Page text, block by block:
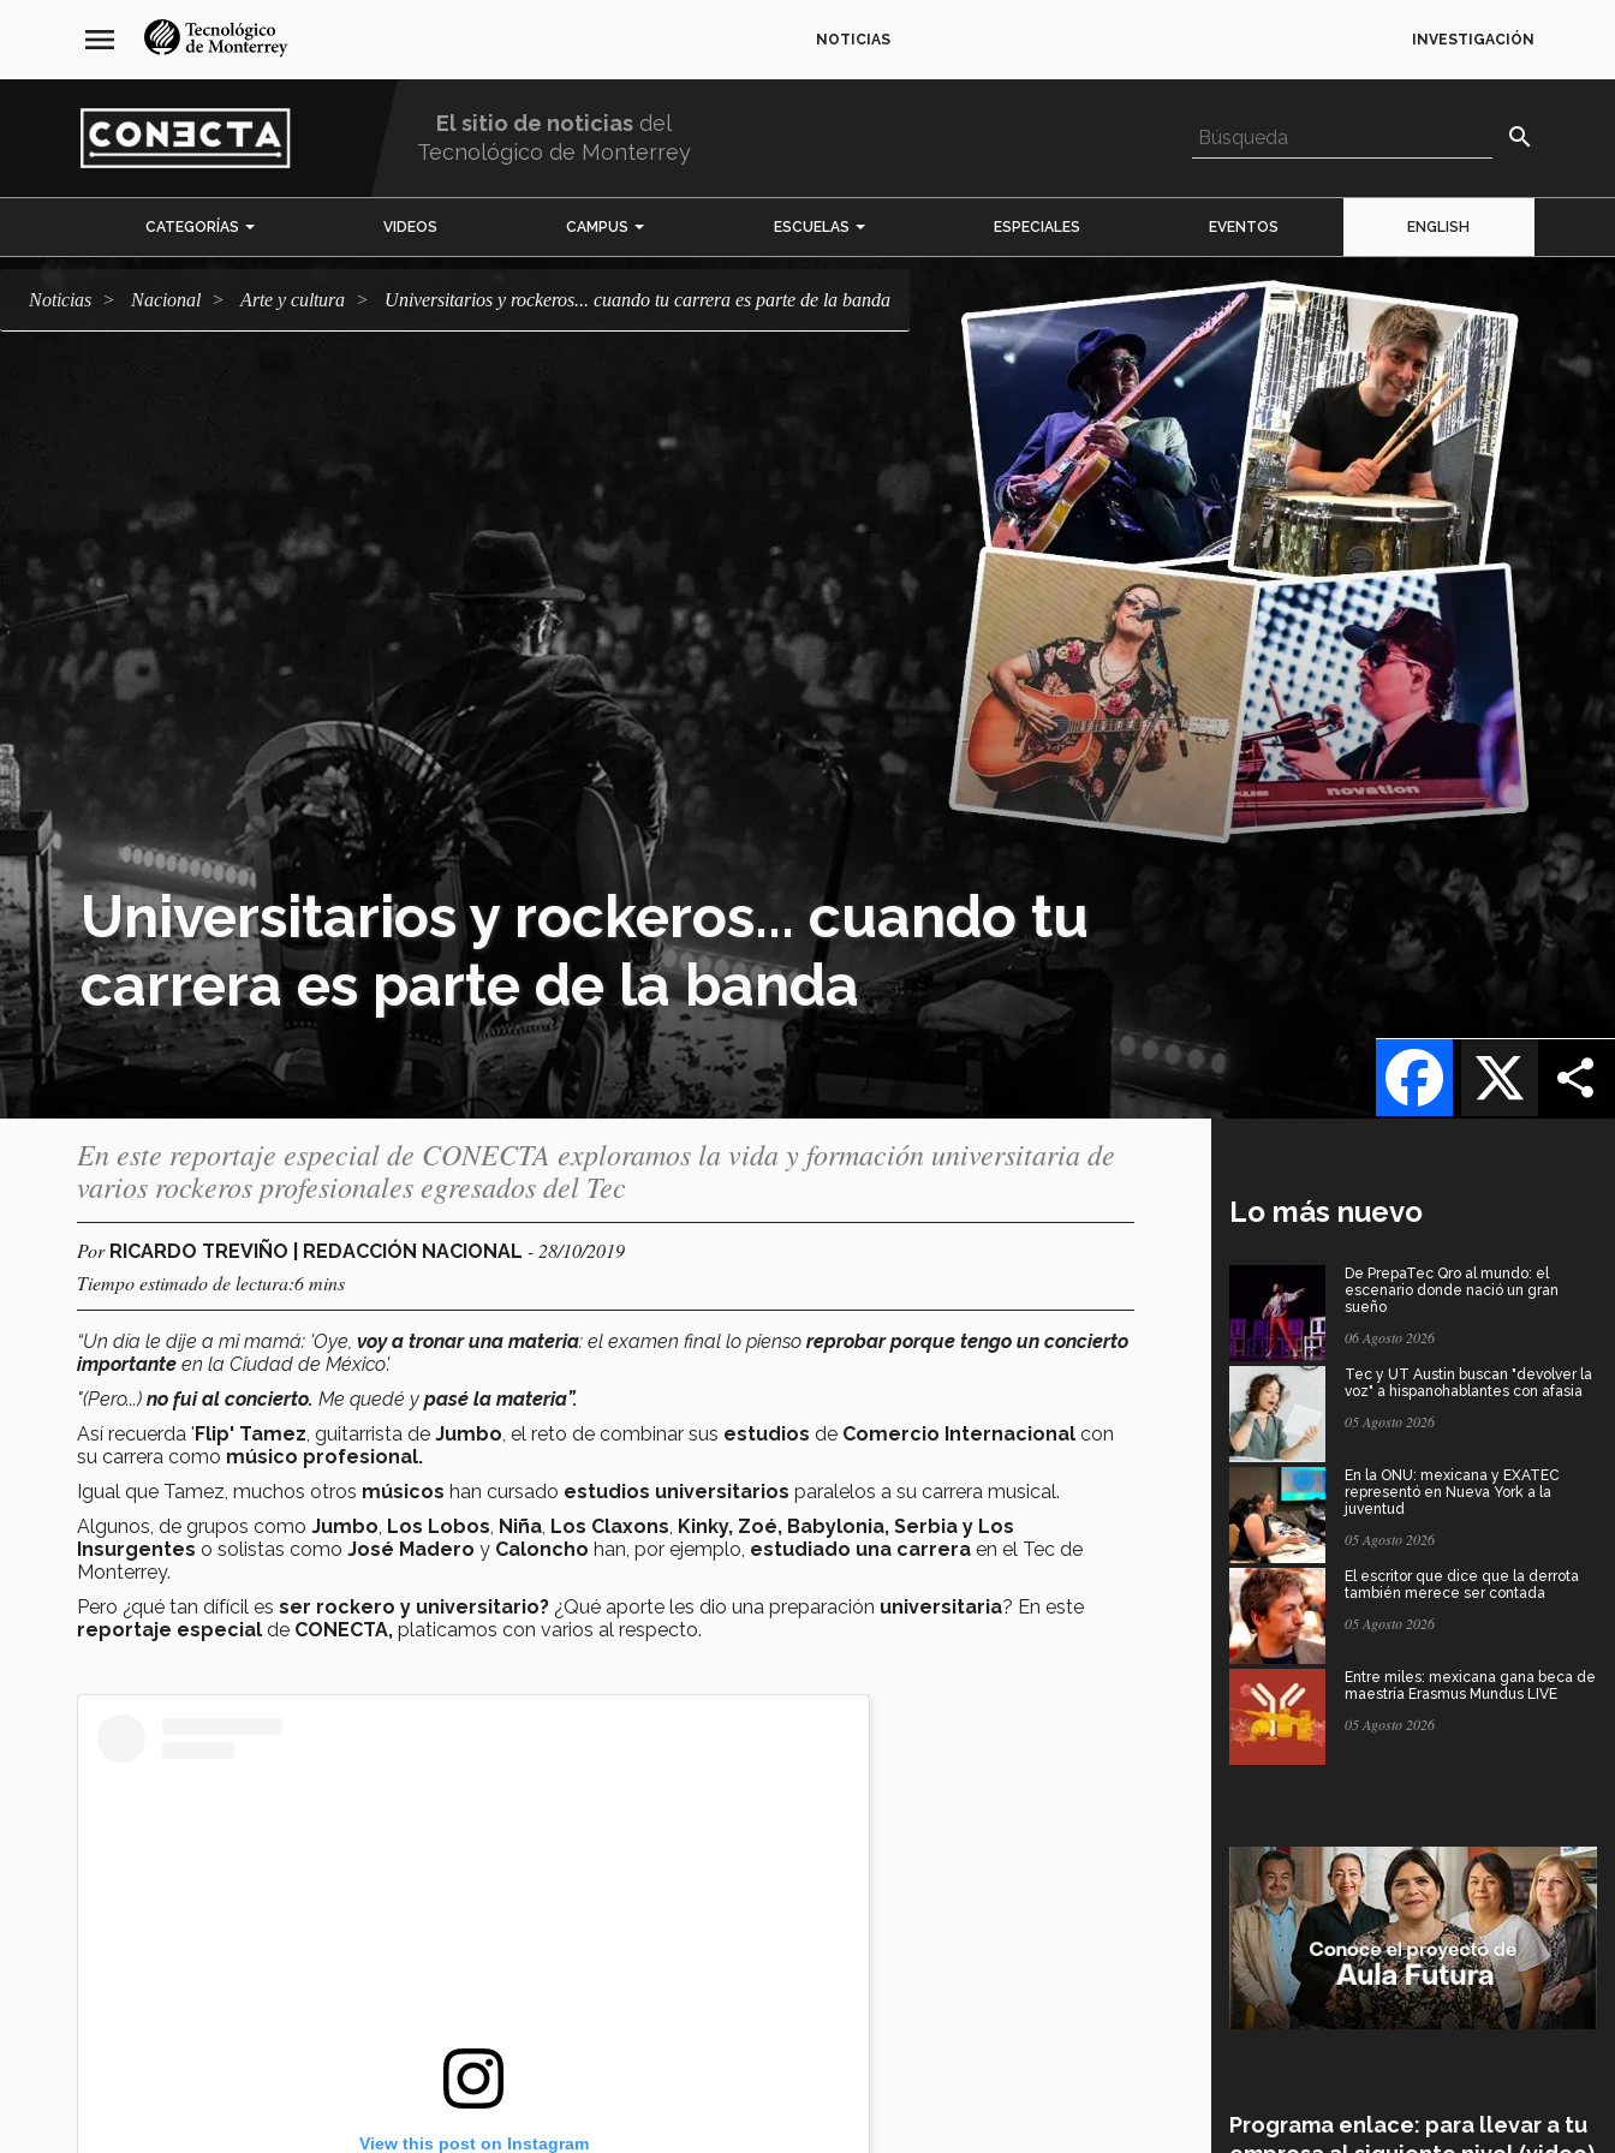
navegación
principal
menu NOTICIAS INVESTIGACIÓN
El sitio de noticias del
Tecnológico de Monterrey
search
CATEGORÍAS VIDEOS CAMPUS ESCUELAS ESPECIALES EVENTOS ENGLISH
Noticias Nacional arte y cultura Universitarios y rockeros... cuando tu carrera es parte de la banda
Universitarios y rockeros... cuando tu
carrera es parte de la banda
X
Facebook
En este reportaje especial de CONECTA exploramos la vida y formación universitaria de
varios rockeros profesionales egresados del Tec
Por RICARDO TREVIÑO | REDACCIÓN NACIONAL - 28/10/2019
Tiempo estimado de lectura:6 mins
“Un día le dije a mi mamá: 'Oye, voy a tronar una materia: el examen final lo pienso reprobar porque tengo un concierto
importante en la Ciudad de México'.
"(Pero...) no fui al concierto. Me quedé y pasé la materia”.
Así recuerda 'Flip' Tamez , guitarrista de Jumbo , el reto de combinar sus estudios de Comercio Internacional con
su carrera como músico profesional.
Igual que Tamez, muchos otros músicos han cursado estudios universitarios paralelos a su carrera musical.
Algunos, de grupos como Jumbo Los Lobos Niña Los Claxons Kinky, Zoé, Babylonia, Serbia y Los
Insurgentes o solistas como José Madero y Caloncho han, por ejemplo, estudiado una carrera en el Tec de
Monterrey.
Pero ¿qué tan dífícil es ser rockero y universitario? ¿Qué aporte les dio una preparación universitaria? En este
reportaje especial de CONECTA, platicamos con varios al respecto.
View this post on Instagram
Lo más nuevo
De PrepaTec Qro al mundo: el
escenario donde nació un gran
sueño
06 Agosto 2026
Tec y UT Austin buscan "devolver la
voz" a hispanohablantes con afasia
05 Agosto 2026
En la ONU: mexicana y EXATEC
representó en Nueva York a la
juventud
05 Agosto 2026
El escritor que dice que la derrota
también merece ser contada
05 Agosto 2026
Entre miles: mexicana gana beca de
maestría Erasmus Mundus LIVE
05 Agosto 2026
Programa enlace: para llevar a tu